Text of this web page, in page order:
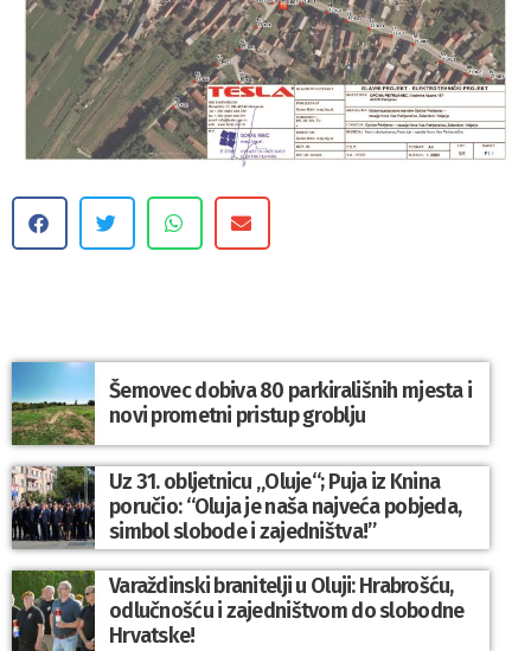
Šemovec dobiva 80 parkirališnih mjesta i
novi prometni pristup groblju
Uz 31. obljetnicu „Oluje“; Puja iz Knina
poručio: “Oluja je naša najveća pobjeda,
simbol slobode i zajedništva!”
Varaždinski branitelji u Oluji: Hrabrošću,
odlučnošću i zajedništvom do slobodne
Hrvatske!